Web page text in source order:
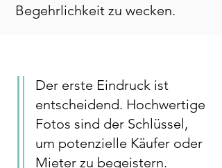
Begehrlichkeit zu wecken.
Der erste Eindruck ist
entscheidend. Hochwertige
Fotos sind der Schlüssel,
um potenzielle Käufer oder
Mieter zu begeistern.